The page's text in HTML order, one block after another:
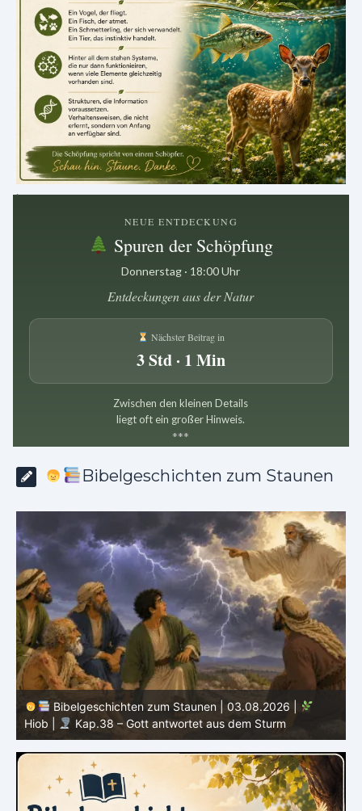
.
NEUE ENTDECKUNG
Spuren der Schöpfung
Donnerstag · 18:00 Uhr
Entdeckungen aus der Natur
Nächster Beitrag in
3 Std · 1 Min
Zwischen den kleinen Details
liegt oft ein großer Hinweis.
***
Bibelgeschichten zum Staunen
Bibelgeschichten zum Staunen | 02.08.2026 |
Hiob |
Kap.37 – Elihu staunt über Gottes Stimme im
Donner